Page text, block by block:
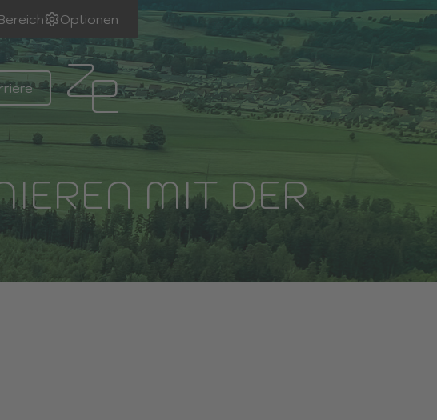
Optionen
MIT DER